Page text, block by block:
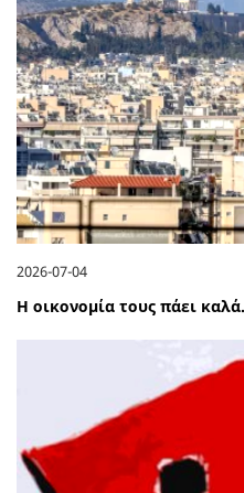
2026-07-04
Η οικονομία τους πάει